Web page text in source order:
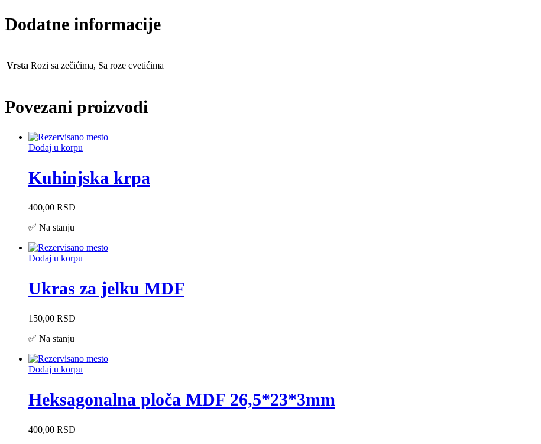
Dodatne informacije
Vrsta Rozi sa zečićima, Sa roze cvetićima
Povezani proizvodi
Dodaj u korpu
Kuhinjska krpa
400,00 RSD
✅ Na stanju
Dodaj u korpu
Ukras za jelku MDF
150,00 RSD
✅ Na stanju
Dodaj u korpu
Heksagonalna ploča MDF 26,5*23*3mm
400,00 RSD